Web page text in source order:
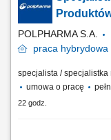
POLPHARMA S.A.
praca hybrydowa
specjalista / specjalistka
umowa o pracę
22 godz.